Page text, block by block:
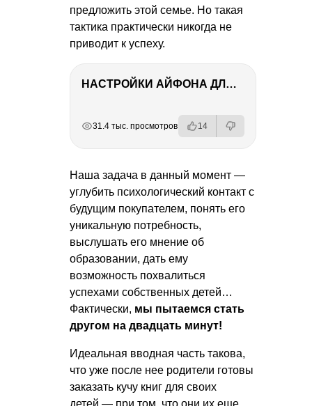
предложить этой семье. Но такая
тактика практически никогда не
приводит к успеху.
НАСТРОЙКИ АЙФОНА ДЛЯ ФОТО И ВИДЕО
31.4 тыс. просмотров 14
Наша задача в данный момент —
углубить психологический контакт с
будущим покупателем, понять его
уникальную потребность,
выслушать его мнение об
образовании, дать ему
возможность похвалиться
успехами собственных детей…
Фактически, мы пытаемся стать
другом на двадцать минут!
Идеальная вводная часть такова,
что уже после нее родители готовы
заказать кучу книг для своих
детей — при том, что они их еще